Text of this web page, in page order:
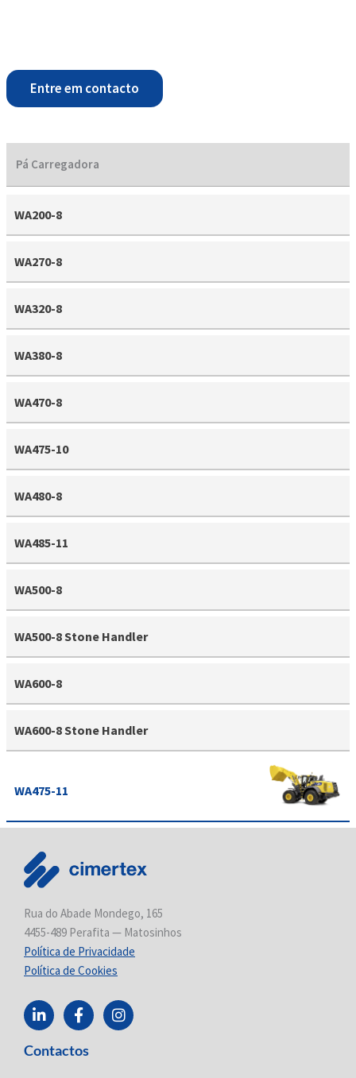
Entre em contacto
Pá Carregadora
WA200-8
WA270-8
WA320-8
WA380-8
WA470-8
WA475-10
WA480-8
WA485-11
WA500-8
WA500-8 Stone Handler
WA600-8
WA600-8 Stone Handler
WA475-11
Rua do Abade Mondego, 165
4455-489 Perafita — Matosinhos
Política de Privacidade
Política de Cookies
L
i
n
k
F
a
c
e
I
n
s
Contactos